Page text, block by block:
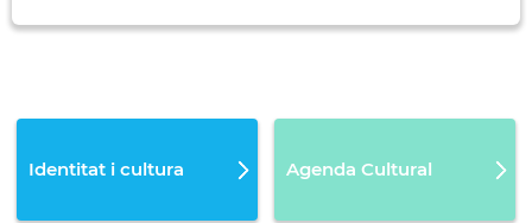
Identitat i cultura Agenda Cultural